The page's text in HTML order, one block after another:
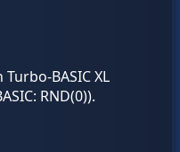
BASIC XL
RND(0)).